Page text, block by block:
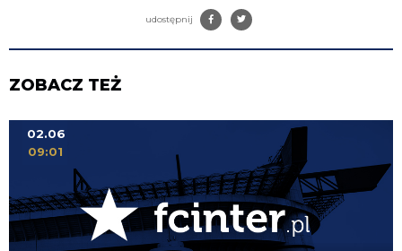
udostępnij
ZOBACZ TEŻ
02.06
09:01